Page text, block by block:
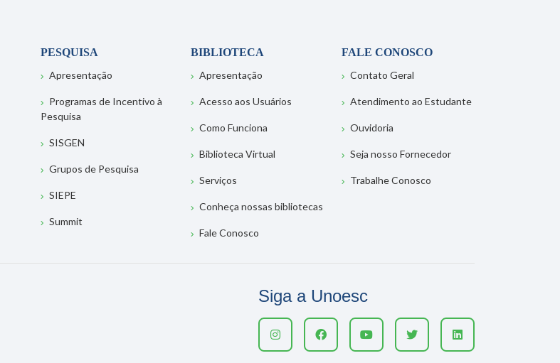
PESQUISA
Apresentação
Programas de Incentivo à
Pesquisa
SISGEN
Grupos de Pesquisa
SIEPE
Summit
BIBLIOTECA
Apresentação
Acesso aos Usuários
Como Funciona
Biblioteca Virtual
Serviços
Conheça nossas bibliotecas
Fale Conosco
FALE CONOSCO
Contato Geral
Atendimento ao Estudante
Ouvidoria
Seja nosso Fornecedor
Trabalhe Conosco
Siga a Unoesc